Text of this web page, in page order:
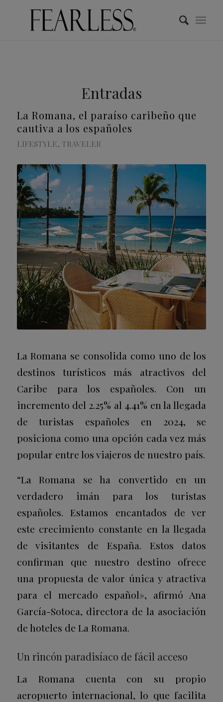
Entradas
La Romana, el paraíso caribeño que
cautiva a los españoles
LIFESTYLE, TRAVELER
La Romana se consolida como uno de los
destinos turísticos más atractivos del
Caribe para los españoles. Con un
incremento del 2.25% al 4.41% en la llegada
de turistas españoles en 2024, se
posiciona como una opción cada vez más
popular entre los viajeros de nuestro país.
“La Romana se ha convertido en un
verdadero imán para los turistas
españoles. Estamos encantados de ver
este crecimiento constante en la llegada
de visitantes de España. Estos datos
confirman que nuestro destino ofrece
una propuesta de valor única y atractiva
para el mercado español», afirmó Ana
García-Sotoca, directora de la asociación
de hoteles de La Romana.
Un rincón paradisíaco de fácil acceso
La Romana cuenta con su propio
aeropuerto internacional, lo que facilita